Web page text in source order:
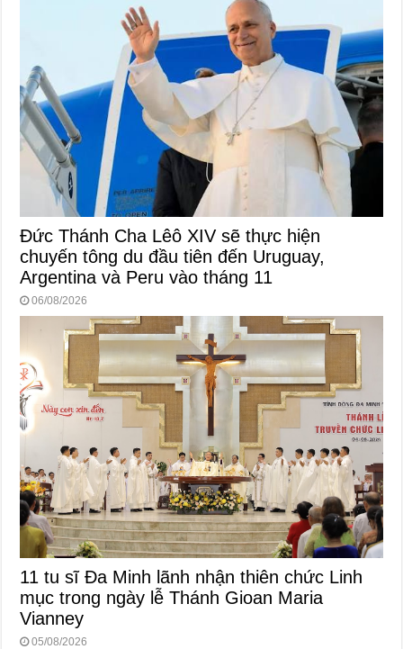
Đức Thánh Cha Lêô XIV sẽ thực hiện
chuyến tông du đầu tiên đến Uruguay,
Argentina và Peru vào tháng 11
06/08/2026
11 tu sĩ Đa Minh lãnh nhận thiên chức Linh
mục trong ngày lễ Thánh Gioan Maria
Vianney
05/08/2026